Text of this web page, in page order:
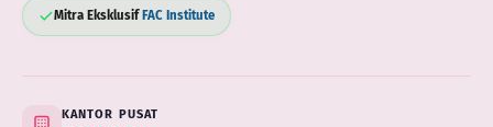
Mitra Eksklusif FAC Institute
KANTOR PUSAT